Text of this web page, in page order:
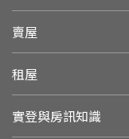
賣屋
租屋
實登與房訊知識